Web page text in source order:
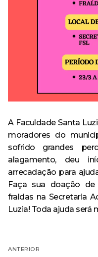
Calendário Acadêmico
Revistas e Periódicos
Repositório Institucional
Serviços oferecidos
Ouvidoria
Outras ferramentas de
Trabalhe Conosco
Banco de Talentos
Acompanhamento dos
Escola Técnica
Anatomia Humana
Curso de Especialização
Notícia
Pesquisa
Tecnologia em
A Faculdade Santa
moradores do
sofrido grandes
alagamento, deu
arrecadação para
Faça sua doação de
fraldas na Secretaria
Luzia! Toda ajuda será
Navegação
ANTERIOR